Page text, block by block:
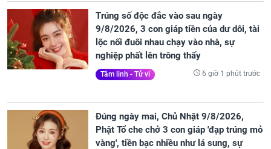
Trúng số độc đắc vào sau ngày
9/8/2026, 3 con giáp tiền của dư dôi, tài
lộc nối đuôi nhau chạy vào nhà, sự
nghiệp phất lên trông thấy
Tâm linh - Tử vi 6 giờ 1 phút trước
Đúng ngày mai, Chủ Nhật 9/8/2026,
Phật Tổ che chở 3 con giáp 'đạp trúng mỏ
vàng', tiền bạc nhiều như lá sung, sự